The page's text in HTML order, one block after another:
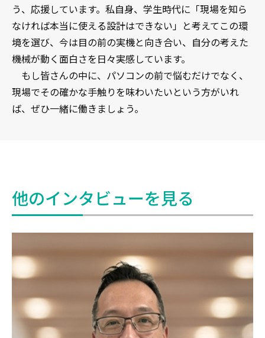
う、応援しています。私自身、学生時代に「現場を知ら
なければ本当に使える設計はできない」と考えてこの環
境を選び、今は目の前の実機と向き合い、自分の考えた
機械が動く面白さを日々実感しています。
もし皆さんの中に、パソコンの前で悩むだけでなく、
現場でその確かな手触りを味わいたいという方がいれ
ば、ぜひ一緒に働きましょう。
他のインタビューを見る